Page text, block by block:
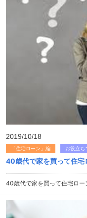
2019/10/18
「住宅ローン」編 お役立ち
40歳代で家を買って住宅
40歳代で家を買って住宅ロー